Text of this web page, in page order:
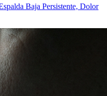
Baja Persistente, Dolor